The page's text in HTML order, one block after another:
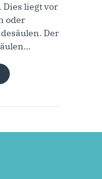
Dies liegt vor
oder
Der